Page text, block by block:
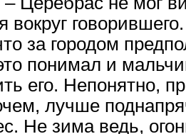
говорившего.
за городом
понимал и
его. Непонятно,
лучше
Не зима ведь,